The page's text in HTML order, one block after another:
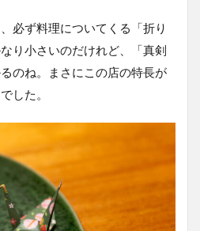
必ず料理についてくる「折り
り小さいのだけれど、「真剣
のね。まさにこの店の特長が
した。